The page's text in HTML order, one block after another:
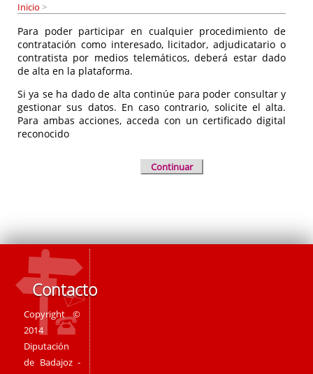
Inicio >
Para poder participar en cualquier procedimiento de
contratación como interesado, licitador, adjudicatario o
contratista por medios telemáticos, deberá estar dado
de alta en la plataforma.
Si ya se ha dado de alta continúe para poder consultar y
gestionar sus datos. En caso contrario, solicite el alta.
Para ambas acciones, acceda con un certificado digital
reconocido
Continuar
Contacto
Copyright ©
2014
Diputación
de Badajoz -